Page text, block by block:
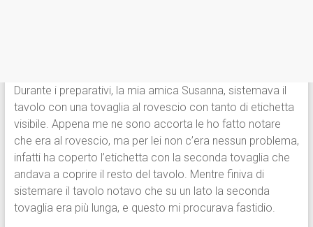
Durante i preparativi, la mia amica Susanna, sistemava il
tavolo con una tovaglia al rovescio con tanto di etichetta
visibile. Appena me ne sono accorta le ho fatto notare
che era al rovescio, ma per lei non c’era nessun problema,
infatti ha coperto l’etichetta con la seconda tovaglia che
andava a coprire il resto del tavolo. Mentre finiva di
sistemare il tavolo notavo che su un lato la seconda
tovaglia era più lunga, e questo mi procurava fastidio.